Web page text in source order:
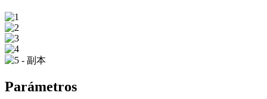
Parámetros